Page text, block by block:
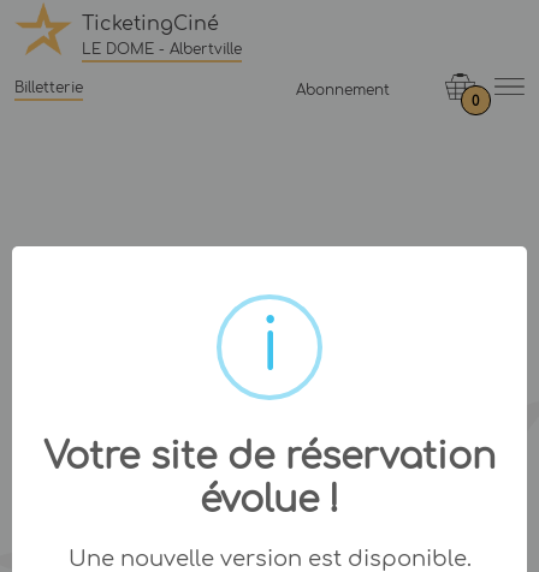
TicketingCiné
LE DOME - Albertville
Billetterie Abonnement
0
Votre site de réservation
évolue !
Une nouvelle version est disponible.